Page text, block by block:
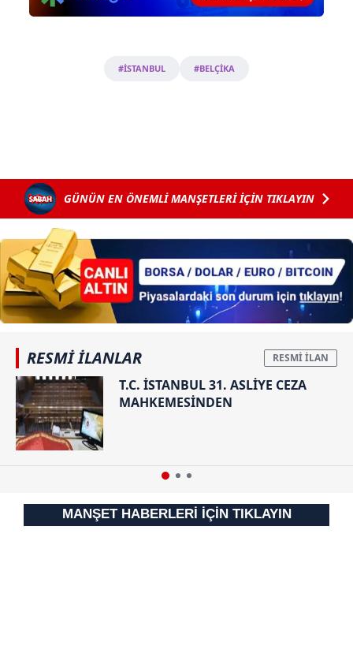
#İSTANBUL #BELÇİKA
GÜNÜN EN ÖNEMLİ MANŞETLERİ İÇİN TIKLAYIN
RESMİ İLANLAR
T.C. İSTANBUL 31. ASLİYE CEZA
MAHKEMESİNDEN
MANŞET HABERLERİ İÇİN TIKLAYIN